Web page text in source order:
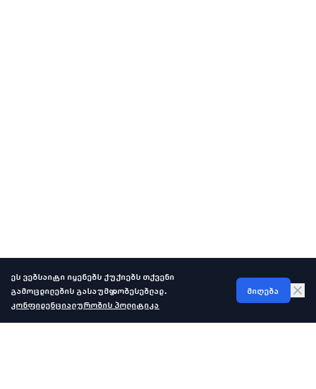
ეს ვებსაიტი იყენებს ქუქიებს თქვენი
გამოცდილების გასაუმჯობესებლად.
კონფიდენციალურობის პოლიტიკა
მიღება